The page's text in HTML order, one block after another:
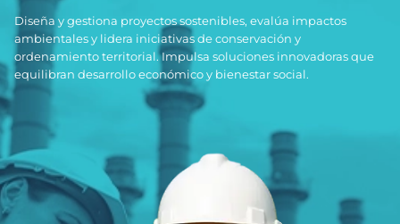
Diseña y gestiona proyectos sostenibles, evalúa impactos
ambientales y lidera iniciativas de conservación y
ordenamiento territorial. Impulsa soluciones innovadoras que
equilibran desarrollo económico y bienestar social.